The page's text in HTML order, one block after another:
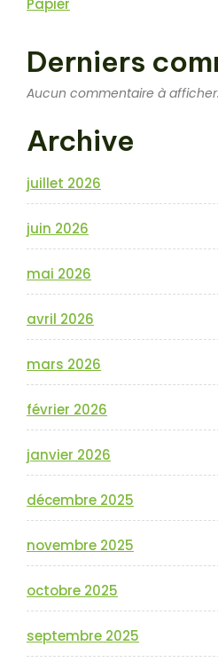
Derniers
Aucun commentaire à afficher.
Archive
juillet 2026
juin 2026
mai 2026
avril 2026
mars 2026
février 2026
janvier 2026
décembre 2025
novembre 2025
octobre 2025
septembre 2025